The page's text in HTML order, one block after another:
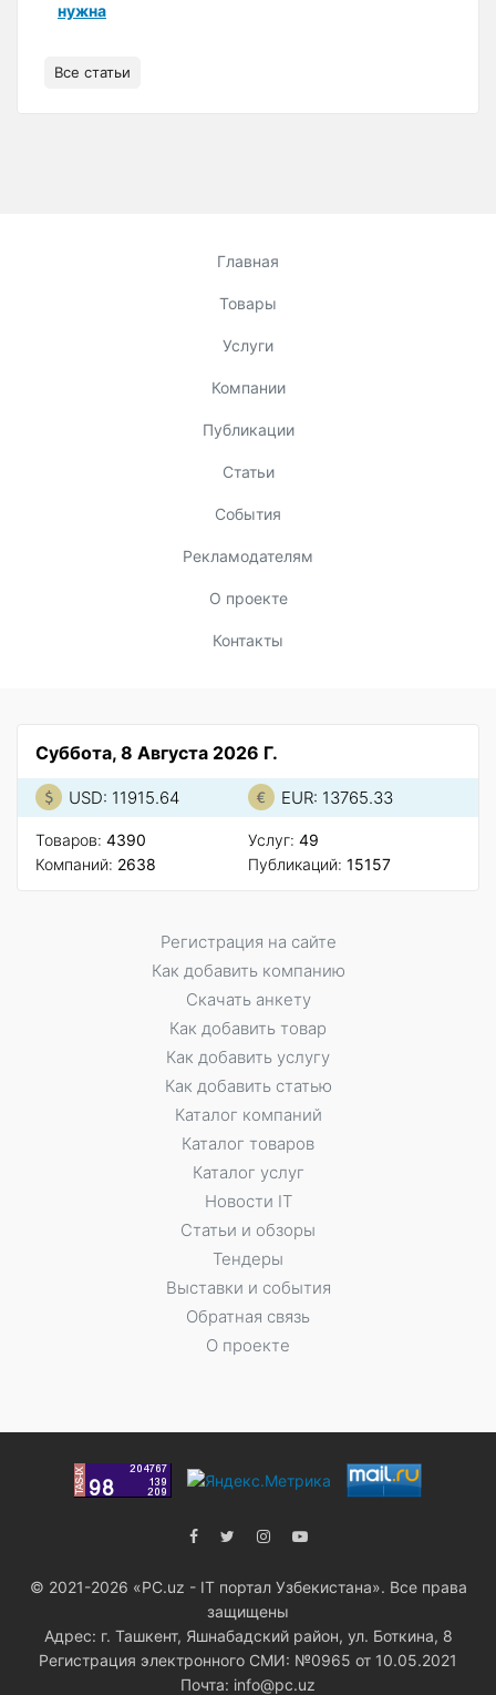
нужна
Все статьи
Главная
Товары
Услуги
Компании
Публикации
Статьи
События
Рекламодателям
О проекте
Контакты
Суббота, 8 Августа 2026 Г.
USD: 11915.64 EUR: 13765.33
Товаров: 4390
Компаний: 2638
Услуг: 49
Публикаций: 15157
Регистрация на сайте
Как добавить компанию
Скачать анкету
Как добавить товар
Как добавить услугу
Как добавить статью
Каталог компаний
Каталог товаров
Каталог услуг
Новости IT
Статьи и обзоры
Тендеры
Выставки и события
Обратная связь
О проекте
© 2021-2026 «PC.uz - IT портал Узбекистана». Все права
защищены
Адрес: г. Ташкент, Яшнабадский район, ул. Боткина, 8
Регистрация электронного СМИ: №0965 от 10.05.2021
Почта: info@pc.uz